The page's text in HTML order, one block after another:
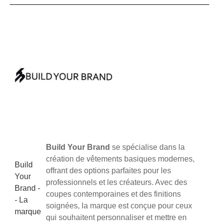
Build
Your
Brand -
- La
marque
Build Your Brand se spécialise dans la
création de vêtements basiques modernes,
offrant des options parfaites pour les
professionnels et les créateurs. Avec des
coupes contemporaines et des finitions
soignées, la marque est conçue pour ceux
qui souhaitent personnaliser et mettre en